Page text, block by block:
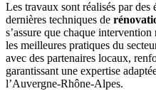
Les travaux sont réalisés par des
dernières techniques de
s’assure que chaque
les meilleures pratiques du
avec des partenaires locaux,
garantissant une expertise
l’Auvergne-Rhône-Alpes.